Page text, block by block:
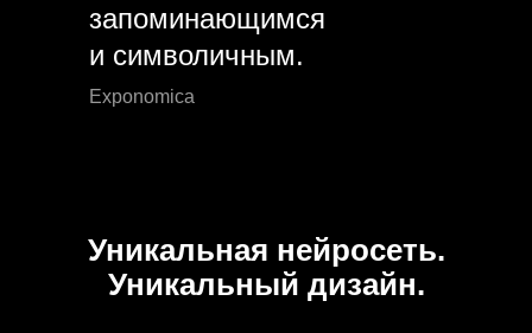
запоминающимся
и символичным.
Exponomica
Уникальная нейросеть.
Уникальный дизайн.